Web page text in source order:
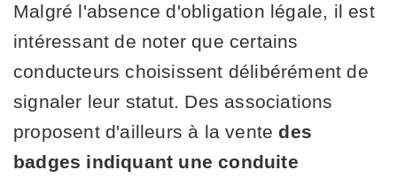
Malgré l'absence d'obligation légale, il est
intéressant de noter que certains
conducteurs choisissent délibérément de
signaler leur statut. Des associations
proposent d'ailleurs à la ventedes
badges indiquant une conduite